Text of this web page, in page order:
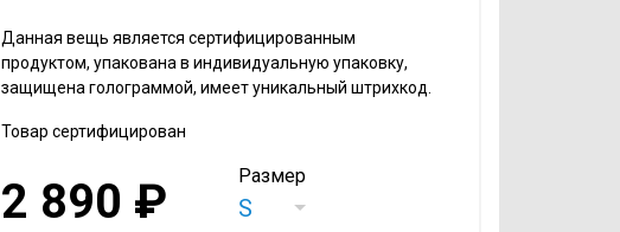
Данная вещь является сертифицированным
продуктом, упакована в индивидуальную упаковку,
защищена голограммой, имеет уникальный штрихкод.
Товар сертифицирован
2 890 ₽ Размер
S